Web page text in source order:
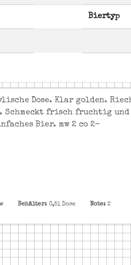
Biertyp
Dose. Klar golden.
frisch fruchtig und
Bier. mw 2 co 2-
Behälter: 0,5l Dose Note: 2